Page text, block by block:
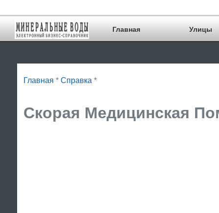
Главная Улицы
Главная * Справка *
Скорая Медицинская